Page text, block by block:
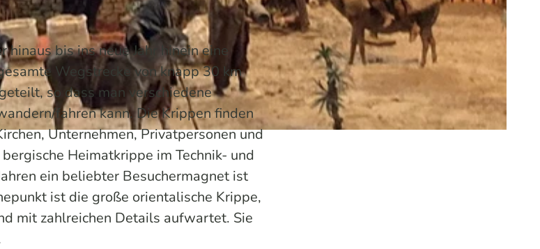
bis ins neue Jahr hinein eine
Wegstrecke von knapp 30 km
so dass man verschiedene
fahren kann. Die Krippen finden
Unternehmen, Privatpersonen und
Heimatkrippe im Technik- und
ein beliebter Besuchermagnet ist
ist die große orientalische Krippe,
mit zahlreichen Details aufwartet. Sie